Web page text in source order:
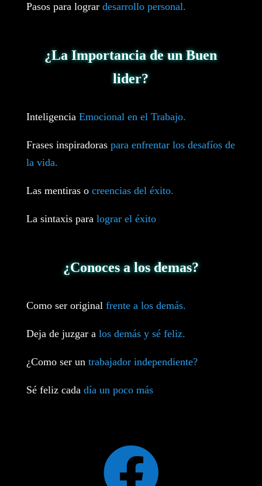
Pasos para lograr desarrollo personal.
¿La Importancia de un Buen
lider?
Inteligencia Emocional en el Trabajo.
Frases inspiradoras para enfrentar los desafíos de
la vida.
Las mentiras o creencias del éxito.
La sintaxis para lograr el éxito
¿Conoces a los demas?
Como ser original frente a los demás.
Deja de juzgar a los demás y sé feliz.
¿Como ser un trabajador independiente?
Sé feliz cada día un poco más
